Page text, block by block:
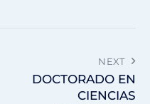
NEXT
DOCTORADO EN
CIENCIAS